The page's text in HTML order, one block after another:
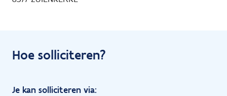
Hoe solliciteren?
Je kan solliciteren via: